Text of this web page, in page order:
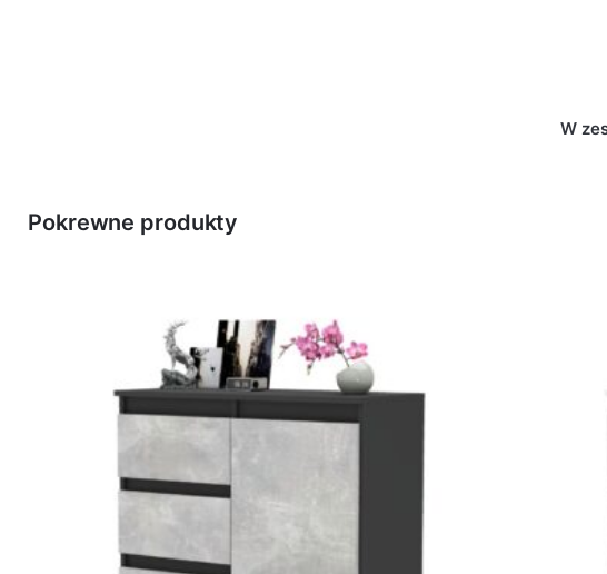
W
Pokrewne produkty